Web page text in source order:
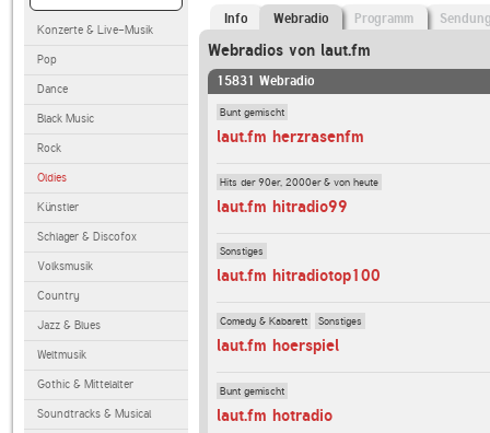
Konzerte & Live-Musik
Pop
Dance
Black Music
Rock
Oldies
Künstler
Schlager & Discofox
Volksmusik
Country
Jazz & Blues
Weltmusik
Gothic & Mittelalter
Soundtracks & Musical
Info Webradio Programm
Webradios von laut.fm
15831 Webradio
Bunt gemischt
laut.fm herzrasenfm
Hits der 90er, 2000er & von heute
laut.fm hitradio99
Sonstiges
laut.fm hitradiotop100
Comedy & Kabarett Sonstiges
laut.fm hoerspiel
Bunt gemischt
laut.fm hotradio